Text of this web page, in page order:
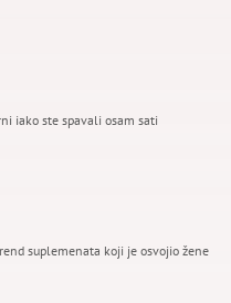
iako ste spavali osam sati
suplemenata koji je osvojio žene